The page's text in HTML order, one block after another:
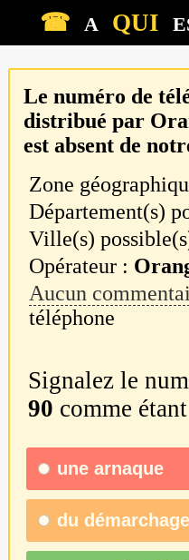
☎ A QUI
Le numéro de
distribué par
est absent de
Zone
Département(s)
Ville(s)
Opérateur :
Aucun
téléphone
Signalez le
90 comme
une arnaque
du